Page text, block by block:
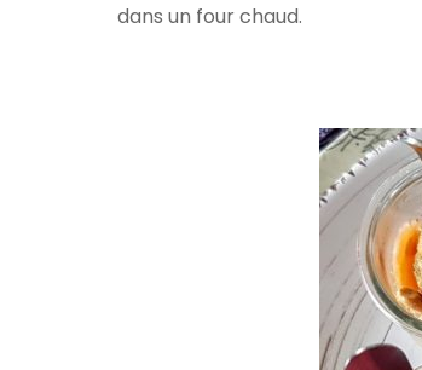
dans un four chaud.